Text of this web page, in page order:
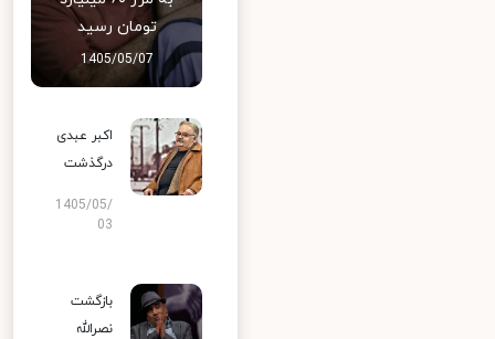
تومان رسید
1405/05/07
اکبر عبدی
درگذشت
1405/05/
03
بازگشت
نصرالله